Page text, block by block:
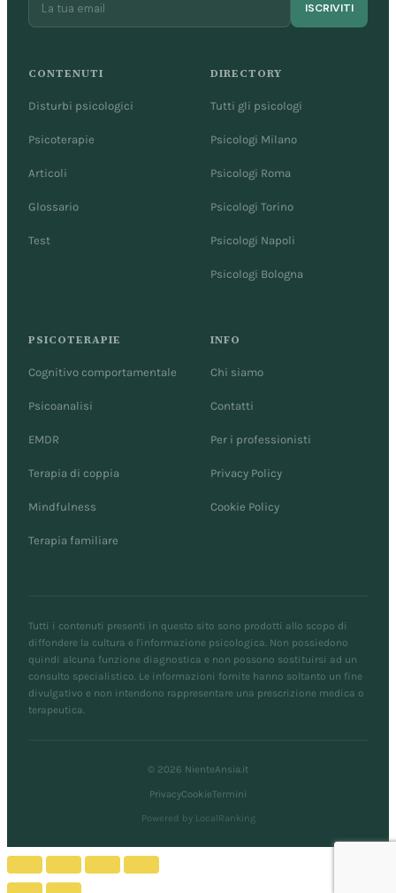
ISCRIVITI
CONTENUTI
Disturbi psicologici
Psicoterapie
Articoli
Glossario
Test
DIRECTORY
Tutti gli psicologi
Psicologi Milano
Psicologi Roma
Psicologi Torino
Psicologi Napoli
Psicologi Bologna
PSICOTERAPIE
Cognitivo comportamentale
Psicoanalisi
EMDR
Terapia di coppia
Mindfulness
Terapia familiare
INFO
Chi siamo
Contatti
Per i professionisti
Privacy Policy
Cookie Policy
Tutti i contenuti presenti in questo sito sono prodotti allo scopo di
diffondere la cultura e l'informazione psicologica. Non possiedono
quindi alcuna funzione diagnostica e non possono sostituirsi ad un
consulto specialistico. Le informazioni fornite hanno soltanto un fine
divulgativo e non intendono rappresentare una prescrizione medica o
terapeutica.
© 2026 NienteAnsia.it
PrivacyCookieTermini
Powered by LocalRanking